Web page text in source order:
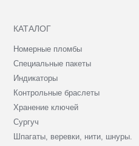
КАТАЛОГ
Номерные пломбы
Специальные пакеты
Индикаторы
Контрольные браслеты
Хранение ключей
Сургуч
Шпагаты, веревки, нити, шнуры.